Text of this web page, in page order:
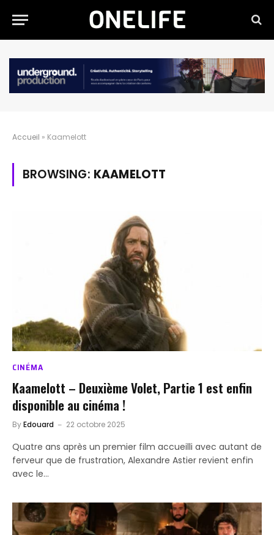
Accueil » Kaamelott
BROWSING: KAAMELOTT
CINÉMA
Kaamelott – Deuxième Volet, Partie 1 est enfin
disponible au cinéma !
ByEdouard 22 octobre 2025
Quatre ans après un premier film accueilli avec autant de
ferveur que de frustration, Alexandre Astier revient enfin
avec le…